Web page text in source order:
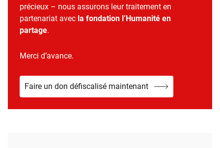
précieux – nous assurons leur traitement en
partenariat avec la fondation l’Humanité en
partage.
Merci d’avance.
Faire un don défiscalisé maintenant